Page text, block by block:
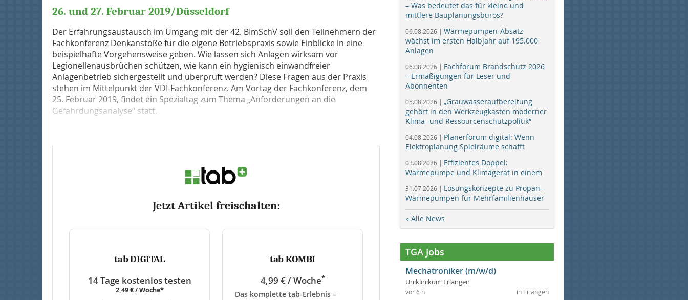
26. und 27. Februar 2019/Düsseldorf
Der Erfahrungsaustausch im Umgang mit der 42. BImSchV soll den Teilnehmern der
Fachkonferenz Denkanstöße für die eigene Betriebspraxis sowie Einblicke in eine
beispielhafte Vorgehensweise geben. Wie lassen sich Anlagen wirksam vor
Legionellenausbrüchen schützen, wie kann ein hygienisch einwandfreier
Anlagenbetrieb sichergestellt und überprüft werden? Diese Fragen aus der Praxis
stehen im Mittelpunkt der VDI-Fachkonferenz. Am Vortag der Fachkonferenz, dem
25. Februar 2019, findet ein Spezialtag zum Thema „Anforderungen an die
Gefährdungsanalyse“ statt.
Jetzt Artikel freischalten:
tab DIGITAL
14 Tage kostenlos testen
2,49 € / Woche*
tab KOMBI
4,99 € / Woche*
Das komplette tab-Erlebnis –
– Was bedeutet das für kleine und
mittlere Bauplanungsbüros?
06.08.2026 | Wärmepumpen-Absatz
wächst im ersten Halbjahr auf 195.000
Anlagen
06.08.2026 | Fachforum Brandschutz 2026
– Ermäßigungen für Leser und
Abonnenten
05.08.2026 | „Grauwasseraufbereitung
gehört in den Werkzeugkasten moderner
Klima- und Ressourcenschutzpolitik“
04.08.2026 | Planerforum digital: Wenn
Elektroplanung Spielräume schafft
03.08.2026 | Effizientes Doppel:
Wärmepumpe und Klimagerät in einem
31.07.2026 | Lösungskonzepte zu Propan-
Wärmepumpen für Mehrfamilienhäuser
» Alle News
TGA Jobs
Mechatroniker (m/w/d)
Uniklinikum Erlangen
in Erlangen
vor 6 h